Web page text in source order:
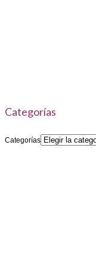
Categorías
Categorías